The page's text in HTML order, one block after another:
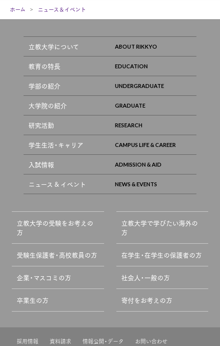
ホーム ニュース＆イベント
立教大学について
教育の特長
学部の紹介
大学院の紹介
研究活動
学生生活・キャリア
入試情報
ニュース & イベント
立教大学の受験をお考えの
方
立教大学で学びたい海外の
方
受験生保護者・高校教員の方 在学生・在学生の保護者の方
企業・マスコミの方 社会人・一般の方
卒業生の方 寄付をお考えの方
採用情報 資料請求 情報公開・データ お問い合わせ